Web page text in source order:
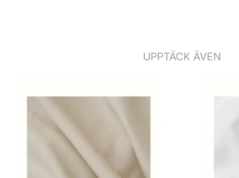
UPPTÄCK ÄVEN